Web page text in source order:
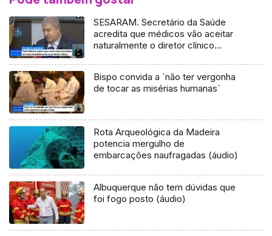
SESARAM. Secretário da Saúde
acredita que médicos vão aceitar
naturalmente o diretor clínico
Bispo convida a `não ter vergonha
de tocar as misérias humanas`
Rota Arqueológica da Madeira
potencia mergulho de
embarcações naufragadas (áudio)
Albuquerque não tem dúvidas que
foi fogo posto (áudio)